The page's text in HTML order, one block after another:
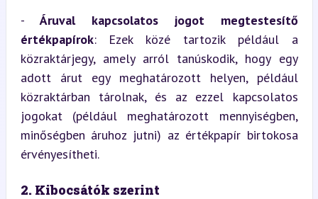
- Áruval kapcsolatos jogot megtestesítő
értékpapírok: Ezek közé tartozik például a
közraktárjegy, amely arról tanúskodik, hogy egy
adott árut egy meghatározott helyen, például
közraktárban tárolnak, és az ezzel kapcsolatos
jogokat (például meghatározott mennyiségben,
minőségben áruhoz jutni) az értékpapír birtokosa
érvényesítheti.
2. Kibocsátók szerint